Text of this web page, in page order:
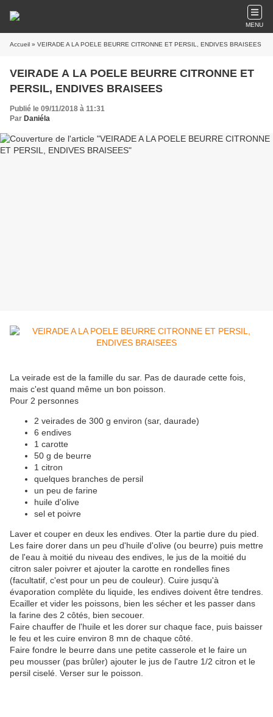
MENU
Accueil » VEIRADE A LA POELE BEURRE CITRONNE ET PERSIL, ENDIVES BRAISEES
VEIRADE A LA POELE BEURRE CITRONNE ET
PERSIL, ENDIVES BRAISEES
Publié le 09/11/2018 à 11:31
Par Daniéla
La veirade est de la famille du sar. Pas de daurade cette fois,
mais c'est quand même un bon poisson.
Pour 2 personnes
2 veirades de 300 g environ (sar, daurade)
6 endives
1 carotte
50 g de beurre
1 citron
quelques branches de persil
un peu de farine
huile d'olive
sel et poivre
Laver et couper en deux les endives. Oter la partie dure du pied.
Les faire dorer dans un peu d'huile d'olive (ou beurre) puis mettre
de l'eau à moitié du niveau des endives, le jus de la moitié du
citron saler poivrer et ajouter la carotte en rondelles fines
(facultatif, c'est pour un peu de couleur). Cuire jusqu'à
évaporation complète du liquide, les endives doivent être tendres.
Ecailler et vider les poissons, bien les sécher et les passer dans
la farine des 2 côtés, bien secouer.
Faire chauffer de l'huile et les dorer sur chaque face, puis baisser
le feu et les cuire environ 8 mn de chaque côté.
Faire fondre le beurre dans une petite casserole et le faire un
peu mousser (pas brûler) ajouter le jus de l'autre 1/2 citron et le
persil ciselé. Verser sur le poisson.